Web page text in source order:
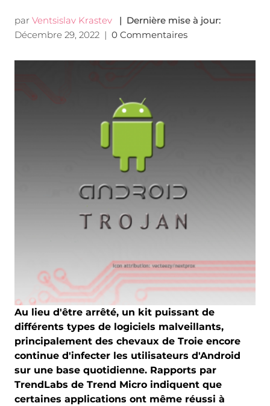
par Ventsislav Krastev
| Dernière mise à jour:
Décembre 29, 2022| 0 Commentaires
Au lieu d'être arrêté, un kit puissant de
différents types de logiciels malveillants,
principalement des chevaux de Troie encore
continue d'infecter les utilisateurs d'Android
sur une base quotidienne. Rapports par
TrendLabs de Trend Micro indiquent que
certaines applications ont même réussi à